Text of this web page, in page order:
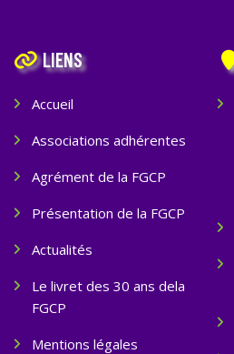
LIENS
Accueil
Associations adhérentes
Agrément de la FGCP
Présentation de la FGCP
Actualités
Le livret des 30 ans dela
FGCP
Mentions légales